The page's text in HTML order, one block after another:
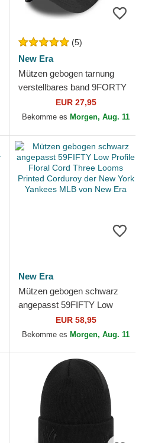
(5)
New Era
Mützen gebogen tarnung
verstellbares band 9FORTY
League Essential der New
York Yankees MLB von...
EUR 27,95
Bekomme es Morgen, Aug. 11
New Era
Mützen gebogen schwarz
angepasst 59FIFTY Low
Profile Floral Cord Three
Looms Printed Corduroy
EUR 58,95
Bekomme es Morgen, Aug. 11